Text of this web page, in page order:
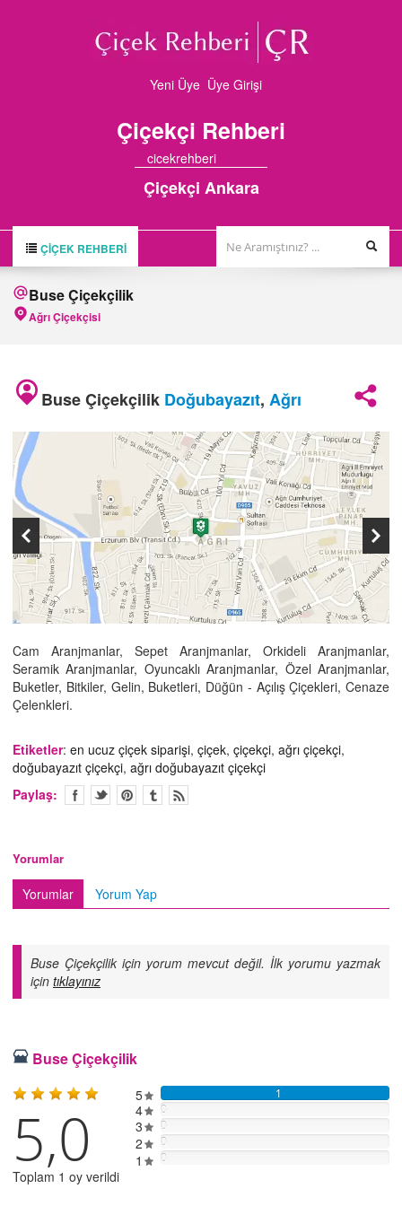
Yeni Üye Üye Girişi
Çiçekçi Rehberi
cicekrehberi
Çiçekçi Ankara
ÇIÇEK REHBERI
ÇİÇEKÇİLER
FİRMA BAŞVURUSU
Buse Çiçekçilik
Ağrı Çiçekçisi
Buse Çiçekçilik Doğubayazıt, Ağrı
Cam Aranjmanlar, Sepet Aranjmanlar, Orkideli Aranjmanlar,
Seramik Aranjmanlar, Oyuncaklı Aranjmanlar, Özel Aranjmanlar,
Buketler, Bitkiler, Gelin, Buketleri, Düğün - Açılış Çiçekleri, Cenaze
Çelenkleri.
Etiketler: en ucuz çiçek siparişi, çiçek, çiçekçi, ağrı çiçekçi,
doğubayazıt çiçekçi, ağrı doğubayazıt çiçekçi
Paylaş:
Yorumlar
Yorumlar Yorum Yap
Buse Çiçekçilik için yorum mevcut değil. İlk yorumu yazmak
için tıklayınız
Buse Çiçekçilik
5,0
Toplam 1 oy verildi
5 1
4 0
3 0
2 0
1 0